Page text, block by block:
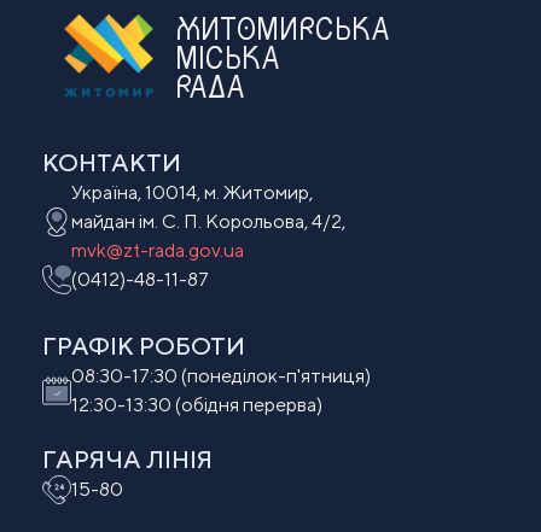
ЖИТОМИРСЬКА
МІСЬКА
РАДА
КОНТАКТИ
Україна, 10014, м. Житомир,
майдан ім. С. П. Корольова, 4/2,
mvk@zt-rada.gov.ua
(0412)-48-11-87
ГРАФІК РОБОТИ
08:30-17:30 (понеділок-п'ятниця)
12:30-13:30 (обідня перерва)
ГАРЯЧА ЛІНІЯ
15-80